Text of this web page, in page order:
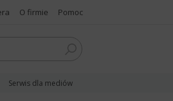
O firmie Pomoc
Serwis dla mediów